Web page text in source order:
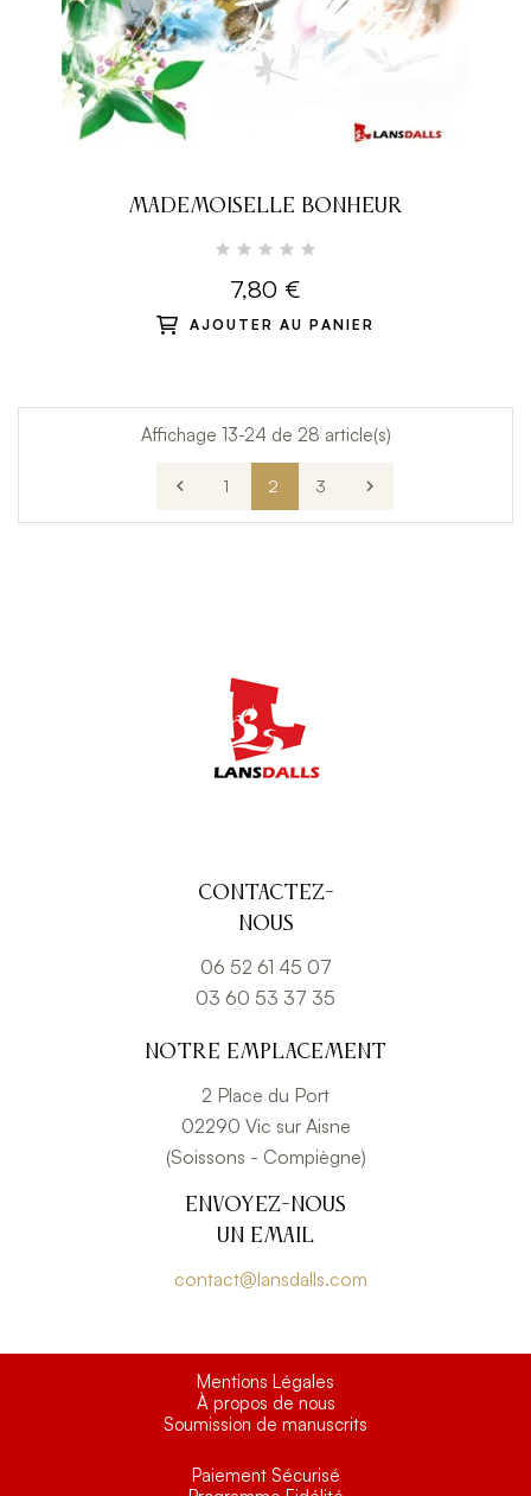
MADEMOISELLE BONHEUR
7,80 €
AJOUTER AU PANIER
Affichage 13-24 de 28 article(s)
 1 2 3 
Contactez-
nous
06 52 61 45 07
03 60 53 37 35
Notre emplacement
2 Place du Port
02290 Vic sur Aisne
(Soissons - Compiègne)
Envoyez-nous
un email
contact@lansdalls.com
Mentions Légales
À propos de nous
Soumission de manuscrits
Paiement Sécurisé